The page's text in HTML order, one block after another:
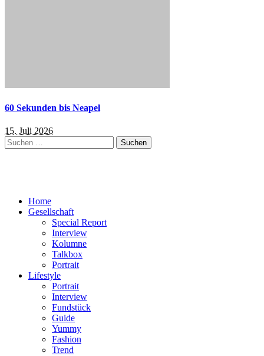
60 Sekunden bis Neapel
15. Juli 2026
Suchen
nach:
Home
Gesellschaft
Special Report
Interview
Kolumne
Talkbox
Portrait
Lifestyle
Portrait
Interview
Fundstück
Guide
Yummy
Fashion
Trend